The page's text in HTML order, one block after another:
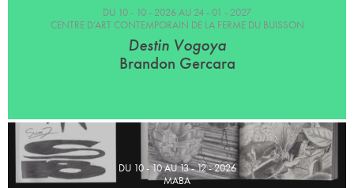
DU 10 - 10 - 2026 AU 24 - 01 - 2027
CENTRE D’ART CONTEMPORAIN DE LA FERME DU BUISSON
Destin Vogoya
Brandon Gercara
DU 10 - 10 AU 13 - 12 - 2026
MABA